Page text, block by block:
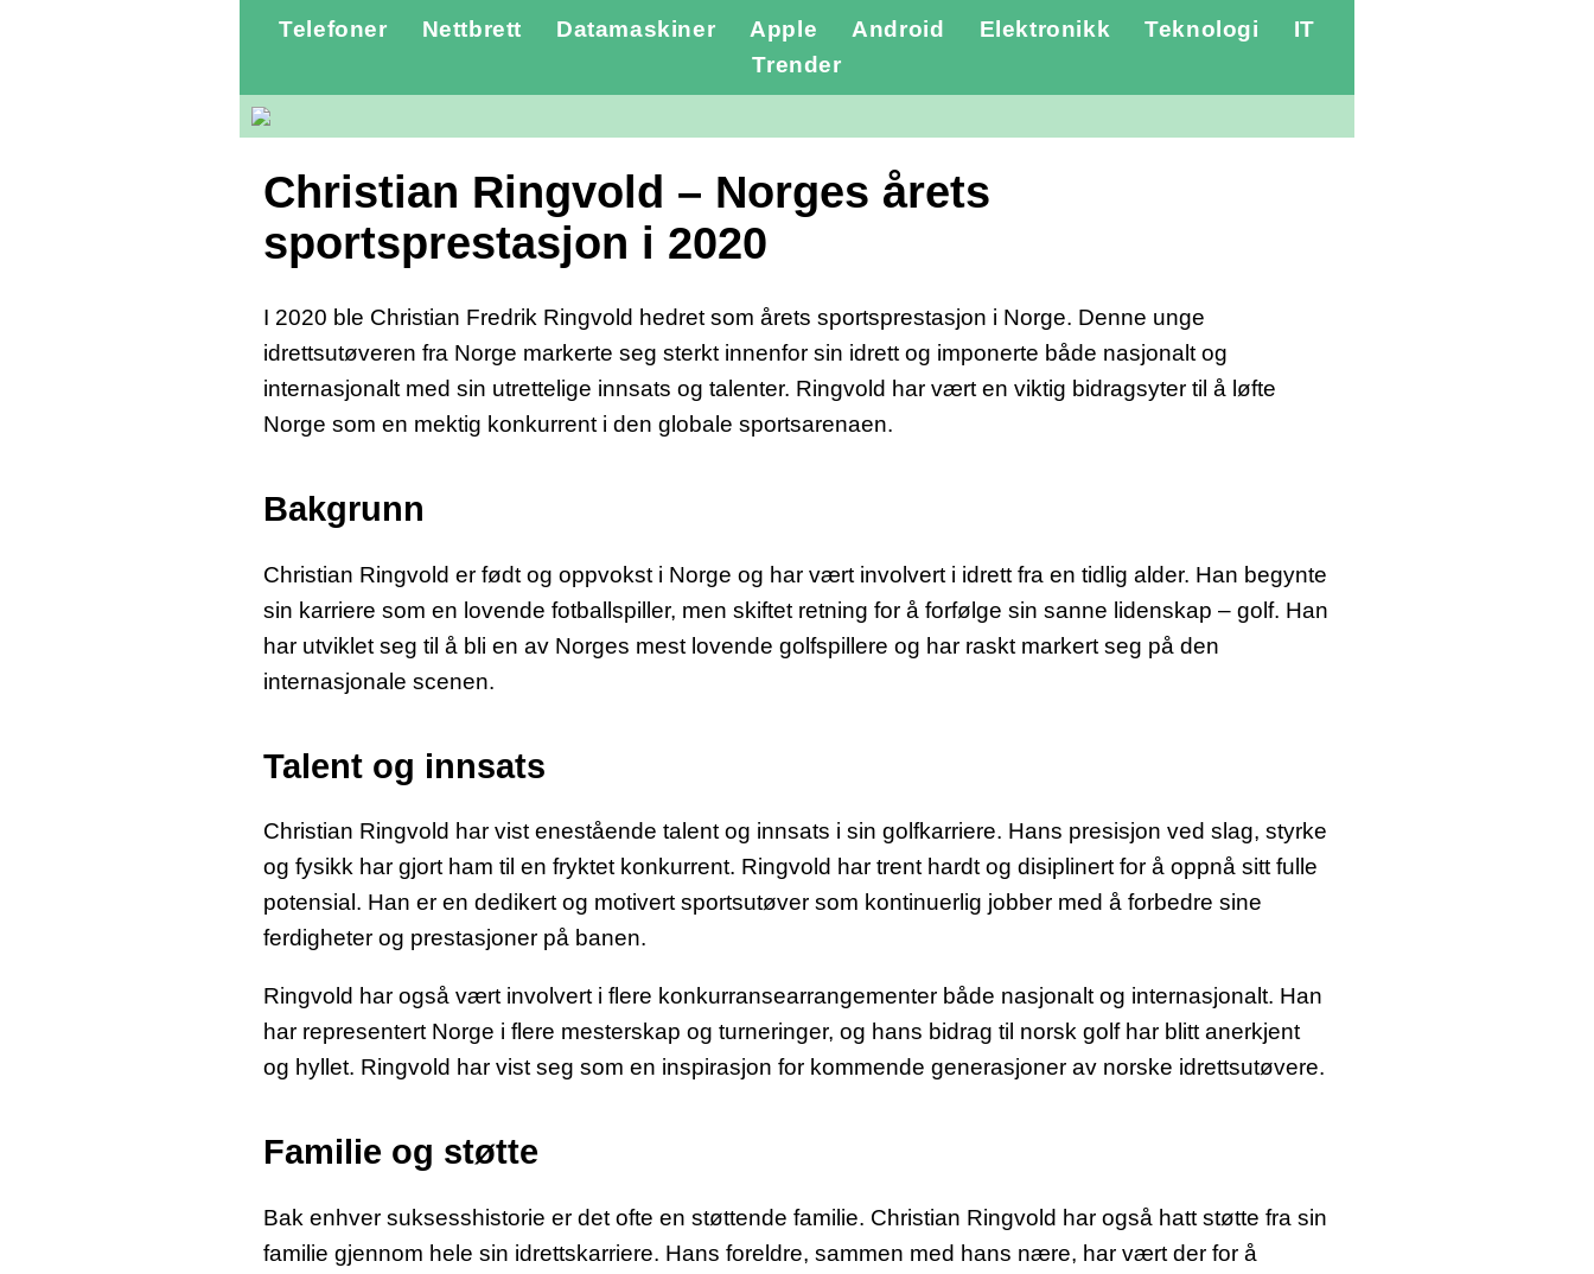
Telefoner Nettbrett Datamaskiner Apple Android Elektronikk Teknologi
IT
Trender
Christian Ringvold – Norges årets
sportsprestasjon i 2020
I 2020 ble Christian Fredrik Ringvold hedret som årets sportsprestasjon i Norge. Denne unge
idrettsutøveren fra Norge markerte seg sterkt innenfor sin idrett og imponerte både nasjonalt og
internasjonalt med sin utrettelige innsats og talenter. Ringvold har vært en viktig bidragsyter til å løfte
Norge som en mektig konkurrent i den globale sportsarenaen.
Bakgrunn
Christian Ringvold er født og oppvokst i Norge og har vært involvert i idrett fra en tidlig alder. Han begynte
sin karriere som en lovende fotballspiller, men skiftet retning for å forfølge sin sanne lidenskap – golf. Han
har utviklet seg til å bli en av Norges mest lovende golfspillere og har raskt markert seg på den
internasjonale scenen.
Talent og innsats
Christian Ringvold har vist enestående talent og innsats i sin golfkarriere. Hans presisjon ved slag, styrke
og fysikk har gjort ham til en fryktet konkurrent. Ringvold har trent hardt og disiplinert for å oppnå sitt fulle
potensial. Han er en dedikert og motivert sportsutøver som kontinuerlig jobber med å forbedre sine
ferdigheter og prestasjoner på banen.
Ringvold har også vært involvert i flere konkurransearrangementer både nasjonalt og internasjonalt. Han
har representert Norge i flere mesterskap og turneringer, og hans bidrag til norsk golf har blitt anerkjent
og hyllet. Ringvold har vist seg som en inspirasjon for kommende generasjoner av norske idrettsutøvere.
Familie og støtte
Bak enhver suksesshistorie er det ofte en støttende familie. Christian Ringvold har også hatt støtte fra sin
familie gjennom hele sin idrettskarriere. Hans foreldre, sammen med hans nære, har vært der for å